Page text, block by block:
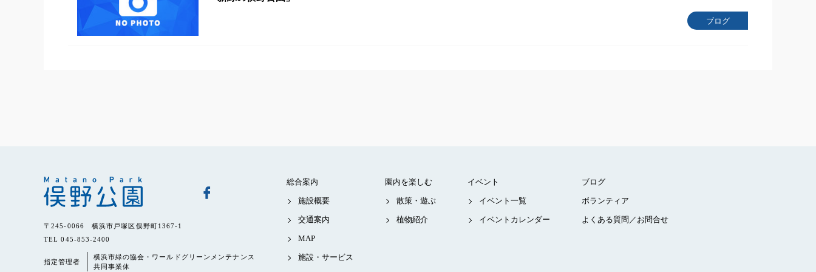
ブログ
〒245-0066 横浜市戸塚区俣野町1367-1
TEL 045-853-2400
指定管理者
横浜市緑の協会・ワールドグリーンメンテナンス
共同事業体
総合案内
施設概要
交通案内
MAP
施設・サービス
園内を楽しむ
散策・遊ぶ
植物紹介
イベント
イベント一覧
イベントカレンダー
ブログ
ボランティア
よくある質問／お問合せ